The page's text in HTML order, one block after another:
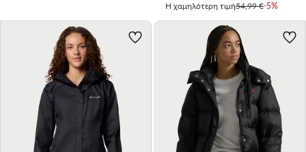
Η χαμηλότερη τιμή54,99 €-5%